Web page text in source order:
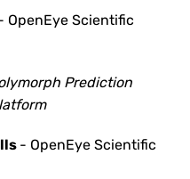
OpenEye Scientific
Prediction
- OpenEye Scientific